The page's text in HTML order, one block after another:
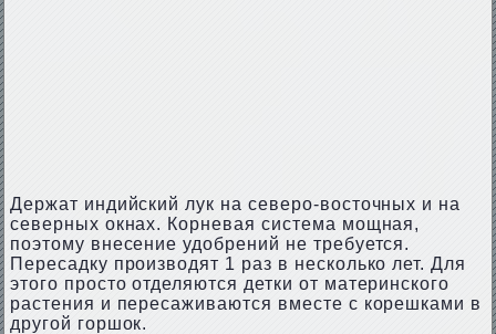
Держат индийский лук на северо-восточных и на
северных окнах. Корневая система мощная,
поэтому внесение удобрений не требуется.
Пересадку производят 1 раз в несколько лет. Для
этого просто отделяются детки от материнского
растения и пересаживаются вместе с корешками в
другой горшок.